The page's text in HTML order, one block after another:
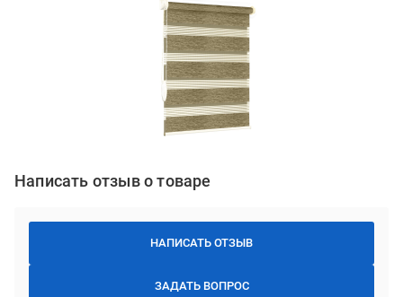
Написать отзыв о товаре
НАПИСАТЬ ОТЗЫВ
ЗАДАТЬ ВОПРОС